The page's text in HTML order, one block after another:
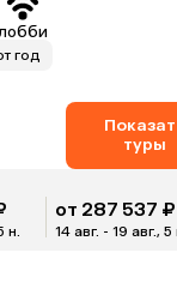
лобби
год
туры
н.
от 287 537 ₽
14 авг. - 19 авг., 5